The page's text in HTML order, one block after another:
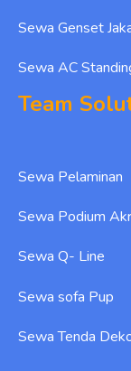
Sewa Genset
Sewa AC
Team
Sewa Pelaminan
Sewa Podium
Sewa Q- Line
Sewa sofa Pup
Sewa Tenda